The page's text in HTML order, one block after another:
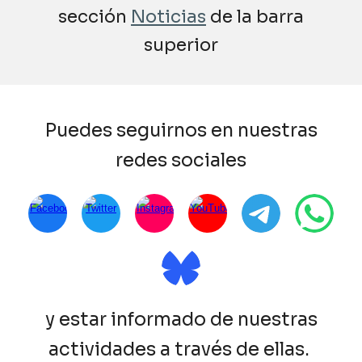
sección Noticias de la barra
superior
Puedes seguirnos en nuestras
redes sociales
y estar informado de nuestras
actividades a través de ellas.